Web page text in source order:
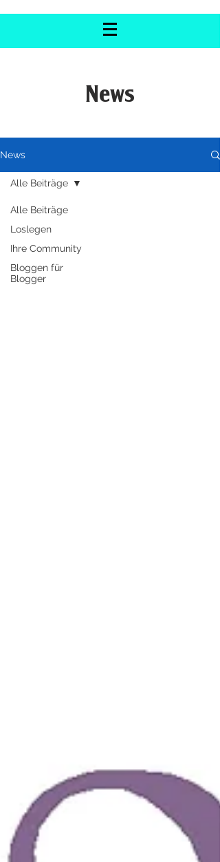
News
News
Alle Beiträge
Loslegen
Ihre Community
Bloggen für
Blogger
Alle Beiträge